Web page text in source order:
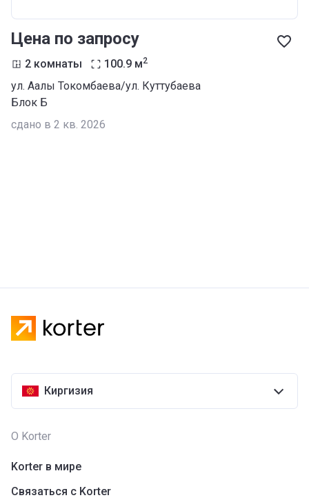
Цена по запросу
2 комнаты 100.9 м2
ул. Аалы Токомбаева/ул. Куттубаева
Блок Б
сдано в 2 кв. 2026
Киргизия
О Korter
Korter в мире
Связаться с Korter